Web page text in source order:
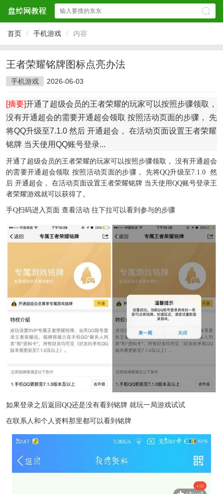
首页 / 手机游戏 / 内容
王者荣耀铭牌图标点亮办法
手机游戏 2026-06-03
[摘要]开通了超级会员的王者荣耀的玩家可以按照步骤领取，
没有开通超会的需要开通超会领取 按照活动页面的步骤， 先
将QQ升级至7.1.0 然后 开通超会， 在活动页面设置王者荣耀
铭牌 当天使用QQ账号登录...
开通了超级会员的王者荣耀的玩家可以按照步骤领取， 没有开通超会
的需要开通超会领取 按照活动页面的步骤， 先将QQ升级至7.1.0 然
后 开通超会， 在活动页面设置王者荣耀铭牌 当天使用QQ账号登录王
者荣耀游戏就可以获得了。
手Q扫码进入页面 查看活动 往下拉可以看到参与的步骤
如果登录之后返回QQ还是没有看到铭牌 就玩一局游戏试试
在联系人和个人资料那里都可以看到铭牌